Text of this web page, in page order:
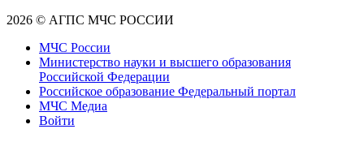
2026 © АГПС МЧС РОССИИ
МЧС России
Министерство науки и высшего образования
Российской Федерации
Российское образование Федеральный портал
МЧС Медиа
Войти